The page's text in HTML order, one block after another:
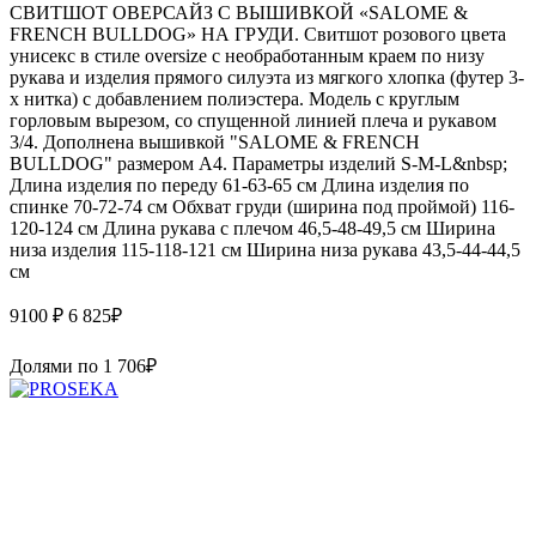
СВИТШОТ ОВЕРСАЙЗ С ВЫШИВКОЙ «SALOME &
FRENCH BULLDOG» НА ГРУДИ. Свитшот розового цвета
унисекс в стиле oversize с необработанным краем по низу
рукава и изделия прямого силуэта из мягкого хлопка (футер 3-
х нитка) с добавлением полиэстера. Модель с круглым
горловым вырезом, со спущенной линией плеча и рукавом
3/4. Дополнена вышивкой "SALOME & FRENCH
BULLDOG" размером А4. Параметры изделий S-M-L&nbsp;
Длина изделия по переду 61-63-65 см Длина изделия по
спинке 70-72-74 см Обхват груди (ширина под проймой) 116-
120-124 см Длина рукава с плечом 46,5-48-49,5 см Ширина
низа изделия 115-118-121 см Ширина низа рукава 43,5-44-44,5
см
9100 ₽ 6 825₽
Долями по 1 706₽